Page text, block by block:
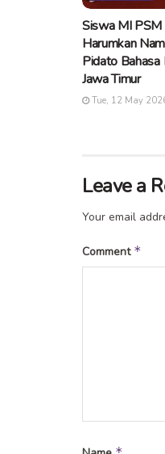
Siswa MI
Harumkan
Pidato Bahasa
Jawa Timur
Tue, 12 May
Leave a
Your email
Comment *